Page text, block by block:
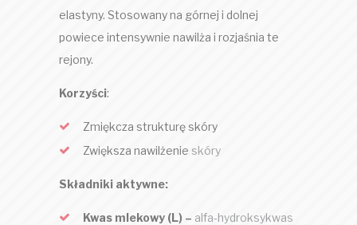
elastyny. Stosowany na górnej i dolnej
powiece intensywnie nawilża i rozjaśnia te
rejony.
Korzyści:
Zmiękcza strukturę skóry
Zwiększa nawilżenie skóry
Składniki aktywne:
Kwas mlekowy (L) – alfa-hydroksykwas